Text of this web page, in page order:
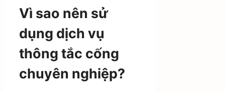
Vì sao nên sử
dụng dịch vụ
thông tắc cống
chuyên nghiệp?